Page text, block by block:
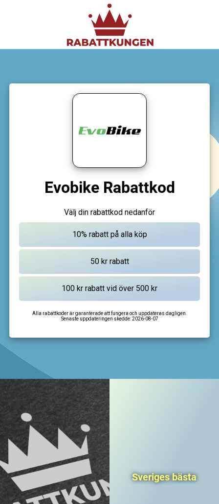
Evobike Rabattkod
Välj din rabattkod nedanför
Alla rabattkoder är garanterade att fungera och uppdateras dagligen.
Senaste uppdateringen skedde:2026-08-07
Sveriges bästa